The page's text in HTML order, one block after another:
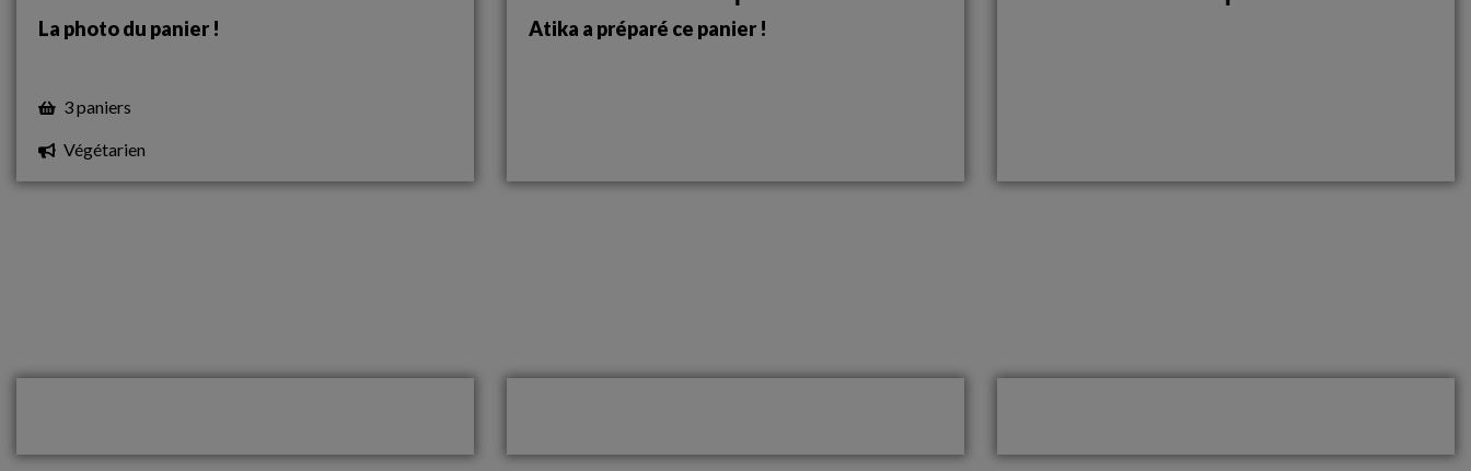
La photo du panier !
3 paniers
Végétarien
Atika a préparé ce panier !